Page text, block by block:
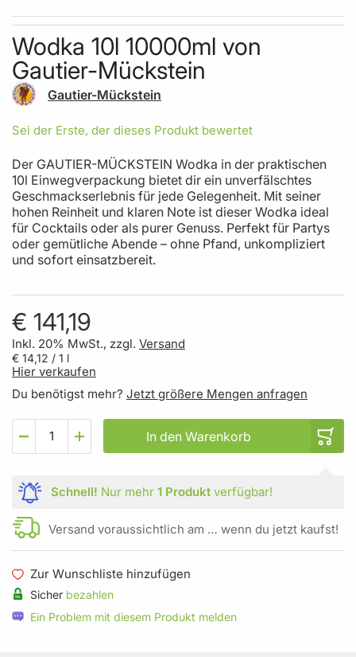
Skip to the beginning of the images gallery
Wodka 10l 10000ml von
Gautier-Mückstein
Gautier-Mückstein
Sei der Erste, der dieses Produkt bewertet
Der GAUTIER-MÜCKSTEIN Wodka in der praktischen
10l Einwegverpackung bietet dir ein unverfälschtes
Geschmackserlebnis für jede Gelegenheit. Mit seiner
hohen Reinheit und klaren Note ist dieser Wodka ideal
für Cocktails oder als purer Genuss. Perfekt für Partys
oder gemütliche Abende – ohne Pfand, unkompliziert
und sofort einsatzbereit.
€ 141,19
Inkl. 20% MwSt., zzgl. Versand
€ 14,12 / 1 l
Hier verkaufen
Du benötigst mehr? Jetzt größere Mengen anfragen
In den Warenkorb
Schnell! Nur mehr 1 Produktverfügbar!
Versand voraussichtlich am … wenn du jetzt kaufst!
Zur Wunschliste hinzufügen
Sicher bezahlen
Ein Problem mit diesem Produkt melden